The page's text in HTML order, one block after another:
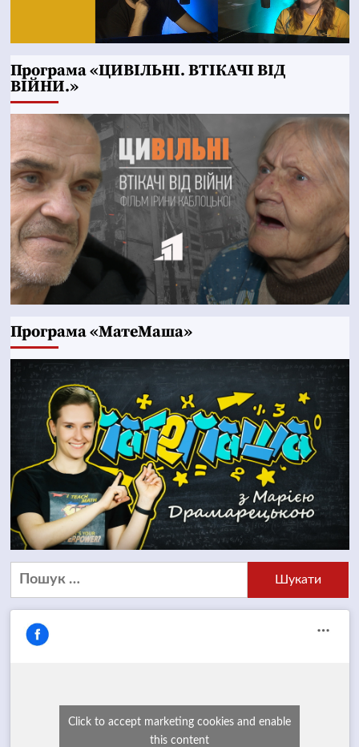
Програма «ЦИВІЛЬНІ. ВТІКАЧІ ВІД
ВІЙНИ.»
Програма «МатеМаша»
Пошук:
Click to accept marketing cookies and enable
this content